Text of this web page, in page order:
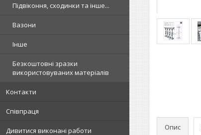
Підвіконня, сходинки та інше...
Вазони
Інше
Безкоштовні зразки
використовуваних матеріалів
Контакти
Співпраця
Дивитися виконані работи Опис